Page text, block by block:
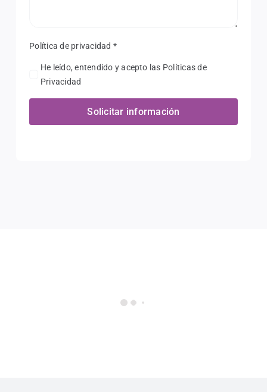
Política de privacidad *
He leído, entendido y acepto las Políticas de
Privacidad
Solicitar información